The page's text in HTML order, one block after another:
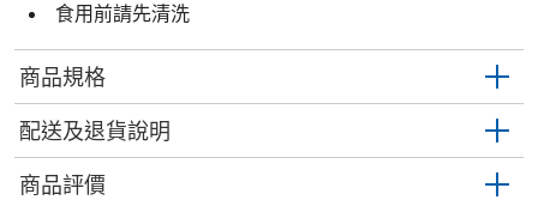
食用前請先清洗
商品規格
配送及退貨說明
商品評價